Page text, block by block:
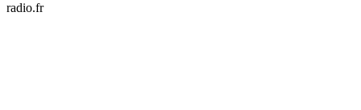
radio.fr